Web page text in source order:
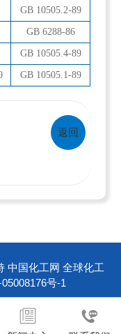
GB 10505.2-89
GB 6288-86
GB 10505.4-89
GB 10505.1-89
返回
中国化工网 全球化工
号-1